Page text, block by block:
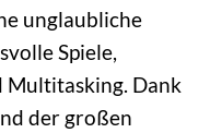
unglaubliche
Spiele,
Multitasking. Dank
der großen